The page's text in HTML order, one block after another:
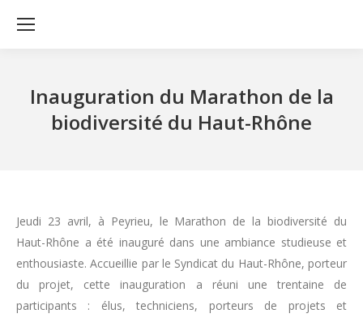
Inauguration du Marathon de la
biodiversité du Haut-Rhône
Jeudi 23 avril, à Peyrieu, le Marathon de la biodiversité du
Haut-Rhône a été inauguré dans une ambiance studieuse et
enthousiaste. Accueillie par le Syndicat du Haut-Rhône, porteur
du projet, cette inauguration a réuni une trentaine de
participants : élus, techniciens, porteurs de projets et